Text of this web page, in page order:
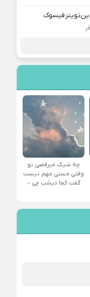
تویتر فیسوک
چه شیک میرقصی تو
وقتی مستی مهم نیست
گفت کجا دیشب چی –